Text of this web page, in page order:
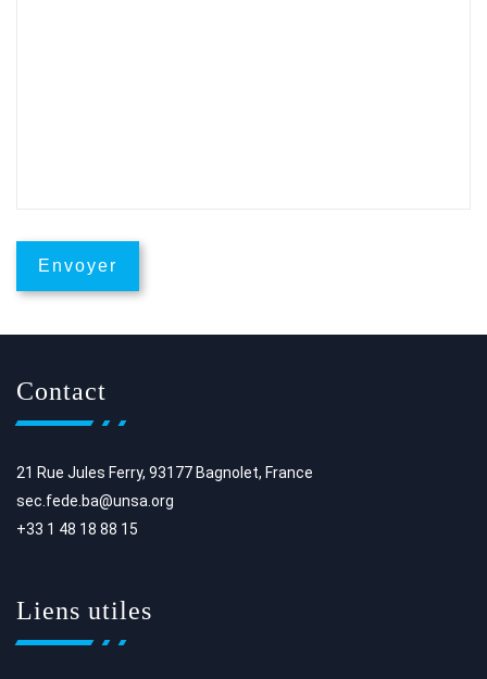
Contact
21 Rue Jules Ferry, 93177 Bagnolet, France
sec.fede.ba@unsa.org
+33 1 48 18 88 15
Liens utiles